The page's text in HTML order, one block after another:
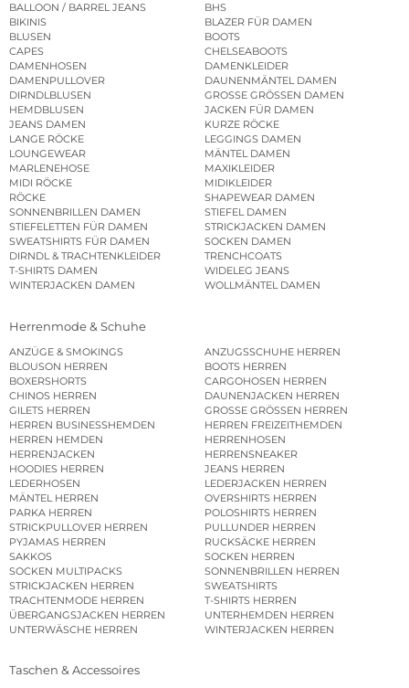
BALLOON / BARREL JEANS
BHS
BIKINIS
BLAZER FÜR DAMEN
BLUSEN
BOOTS
CAPES
CHELSEABOOTS
DAMENHOSEN
DAMENKLEIDER
DAMENPULLOVER
DAUNENMÄNTEL DAMEN
DIRNDLBLUSEN
GROSSE GRÖSSEN DAMEN
HEMDBLUSEN
JACKEN FÜR DAMEN
JEANS DAMEN
KURZE RÖCKE
LANGE RÖCKE
LEGGINGS DAMEN
LOUNGEWEAR
MÄNTEL DAMEN
MARLENEHOSE
MAXIKLEIDER
MIDI RÖCKE
MIDIKLEIDER
RÖCKE
SHAPEWEAR DAMEN
SONNENBRILLEN DAMEN
STIEFEL DAMEN
STIEFELETTEN FÜR DAMEN
STRICKJACKEN DAMEN
SWEATSHIRTS FÜR DAMEN
SOCKEN DAMEN
DIRNDL & TRACHTENKLEIDER
TRENCHCOATS
T-SHIRTS DAMEN
WIDELEG JEANS
WINTERJACKEN DAMEN
WOLLMÄNTEL DAMEN
Herrenmode & Schuhe
ANZÜGE & SMOKINGS
ANZUGSSCHUHE HERREN
BLOUSON HERREN
BOOTS HERREN
BOXERSHORTS
CARGOHOSEN HERREN
CHINOS HERREN
DAUNENJACKEN HERREN
GILETS HERREN
GROSSE GRÖSSEN HERREN
HERREN BUSINESSHEMDEN
HERREN FREIZEITHEMDEN
HERREN HEMDEN
HERRENHOSEN
HERRENJACKEN
HERRENSNEAKER
HOODIES HERREN
JEANS HERREN
LEDERHOSEN
LEDERJACKEN HERREN
MÄNTEL HERREN
OVERSHIRTS HERREN
PARKA HERREN
POLOSHIRTS HERREN
STRICKPULLOVER HERREN
PULLUNDER HERREN
PYJAMAS HERREN
RUCKSÄCKE HERREN
SAKKOS
SOCKEN HERREN
SOCKEN MULTIPACKS
SONNENBRILLEN HERREN
STRICKJACKEN HERREN
SWEATSHIRTS
TRACHTENMODE HERREN
T-SHIRTS HERREN
ÜBERGANGSJACKEN HERREN
UNTERHEMDEN HERREN
UNTERWÄSCHE HERREN
WINTERJACKEN HERREN
Taschen & Accessoires